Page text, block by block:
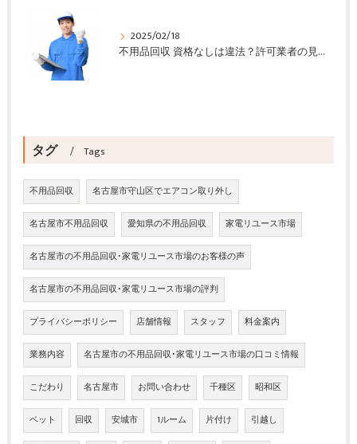
2025/02/18
不用品回収 資格なしは違法？許可業者の見分け方と依頼時の注意点
タグ Tags
不用品回収 名古屋市守山区でエアコン取り外し
名古屋市不用品回収 愛知県の不用品回収 家電リユース市場
名古屋市の不用品回収･家電リユース市場のお客様の声
名古屋市の不用品回収･家電リユース市場の評判
プライバシーポリシー 店舗情報 スタッフ 料金案内
業務内容 名古屋市の不用品回収･家電リユース市場の口コミ情報
こだわり 名古屋市 お問い合わせ 千種区 昭和区
ベット 回収 安城市 1ルーム 片付け 引越し